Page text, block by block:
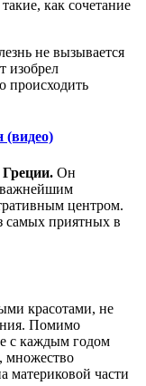
как сочетание
не вызывается
изобрел
происходить
(видео)
Он
важнейшим
центром.
самых приятных в
красотами, не
Помимо
с каждым годом
множество
материковой части